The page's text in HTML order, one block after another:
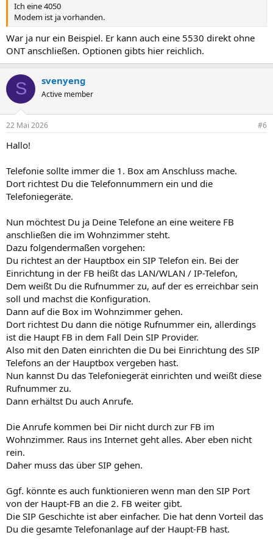
Ich eine 4050
Modem ist ja vorhanden.
War ja nur ein Beispiel. Er kann auch eine 5530 direkt ohne
ONT anschließen. Optionen gibts hier reichlich.
S svenyeng
Active member
22 Mai 2026 #6
Hallo!
Telefonie sollte immer die 1. Box am Anschluss mache.
Dort richtest Du die Telefonnummern ein und die
Telefoniegeräte.
Nun möchtest Du ja Deine Telefone an eine weitere FB
anschließen die im Wohnzimmer steht.
Dazu folgendermaßen vorgehen:
Du richtest an der Hauptbox ein SIP Telefon ein. Bei der
Einrichtung in der FB heißt das LAN/WLAN / IP-Telefon,
Dem weißt Du die Rufnummer zu, auf der es erreichbar sein
soll und machst die Konfiguration.
Dann auf die Box im Wohnzimmer gehen.
Dort richtest Du dann die nötige Rufnummer ein, allerdings
ist die Haupt FB in dem Fall Dein SIP Provider.
Also mit den Daten einrichten die Du bei Einrichtung des SIP
Telefons an der Hauptbox vergeben hast.
Nun kannst Du das Telefoniegerät einrichten und weißt diese
Rufnummer zu.
Dann erhältst Du auch Anrufe.
Die Anrufe kommen bei Dir nicht durch zur FB im
Wohnzimmer. Raus ins Internet geht alles. Aber eben nicht
rein.
Daher muss das über SIP gehen.
Ggf. könnte es auch funktionieren wenn man den SIP Port
von der Haupt-FB an die 2. FB weiter gibt.
Die SIP Geschichte ist aber einfacher. Die hat denn Vorteil das
Du die gesamte Telefonanlage auf der Haupt-FB hast.